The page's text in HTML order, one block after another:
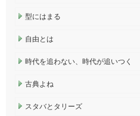
型にはまる
自由とは
時代を追わない、時代が追いつく
古典よね
スタバとタリーズ